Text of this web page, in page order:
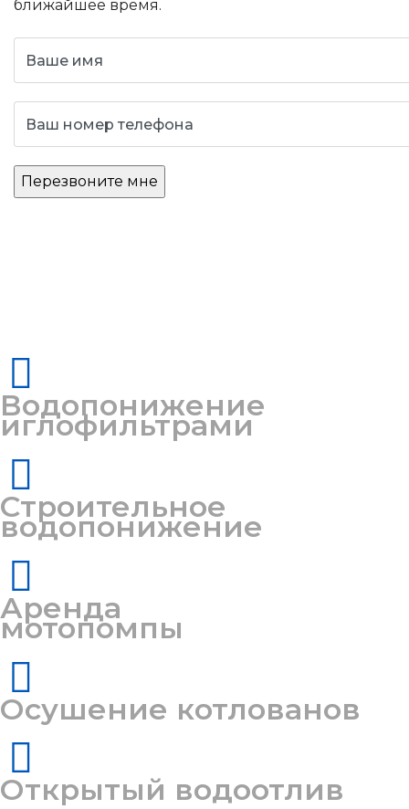
ближайшее время.
Водопонижение
иглофильтрами
Строительное
водопонижение
Аренда
мотопомпы
Осушение котлованов
Открытый водоотлив